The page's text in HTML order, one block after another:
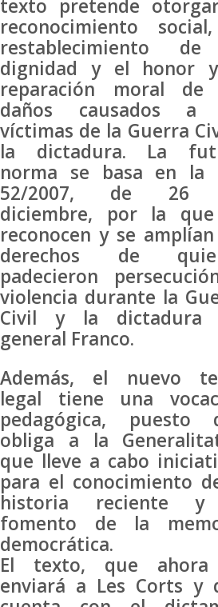
texto pretende
reconocimiento
restablecimiento
dignidad y el honor
reparación moral de
daños causados a
víctimas de la Guerra
la dictadura. La
norma se basa en la
52/2007, de 26
diciembre, por la
reconocen y se
derechos de
padecieron
violencia durante la
Civil y la dictadura
general Franco.
Además, el nuevo
legal tiene una
pedagógica, puesto
obliga a la
que lleve a cabo
para el conocimiento
historia reciente
fomento de la
democrática.
El texto, que ahora
enviará a Les Corts y